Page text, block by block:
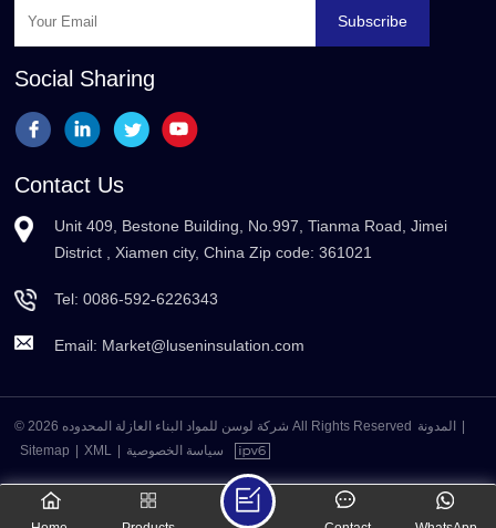
Subscribe
Social Sharing
Contact Us
Unit 409, Bestone Building, No.997, Tianma Road, Jimei
District , Xiamen city, China Zip code: 361021
Tel:0086-592-6226343
Email: Market@luseninsulation.com
© 2026 شركة لوسن للمواد البناء العازلة المحدوده All Rights Reserved المدونة
Sitemap
XML سياسة الخصوصية